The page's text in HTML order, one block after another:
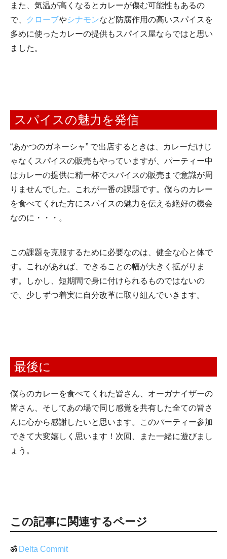
また、気温が高くなるとカレーが傷む可能性もあるの
で、
クローブやシナモンなど防腐作用の高いスパイスを
多めに使ったカレーの提供もスパイス屋ならではと思い
ました。
スパイスの魅力を発信
“あかつのガネーシャ” で出店するときは、カレーだけじ
ゃなくスパイスの販売もやっていますが、パーティー中
はカレーの提供に精一杯でスパイスの販売まで意識が周
りませんでした。これが一番の課題です。僕らのカレー
を食べてくれた方にスパイスの魅力を伝える絶好の機会
なのに・・・。
この課題を克服するために必要なのは、健全な心と体で
す。これがあれば、できることの幅が大きく拡がりま
す。しかし、短期間で身に付けられるものではないの
で、少しずつ着実に自分改革に取り組んでいきます。
最後に
僕らのカレーを食べてくれた皆さん、オーガナイザーの
皆さん、そしてあの場で同じ感覚を共有した全ての皆さ
んに心から感謝したいと思います。このパーティー参加
できて大変嬉しく思います！次回、また一緒に遊びまし
ょう。
この記事に関連するページ
ॐ Delta Commit